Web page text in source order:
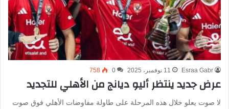
Esraa Gabr 11 نوفمبر، 2025 0
758
عرض جديد ينتظر أليو ديانج من الأهلي للتجديد
لا صوت يعلو خلال هذه المرحلة على طاولة مفاوضات الأهلي فوق صوت